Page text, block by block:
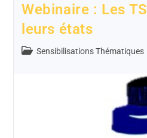
Webinaire : Les
leurs états
Sensibilisations Thématiques